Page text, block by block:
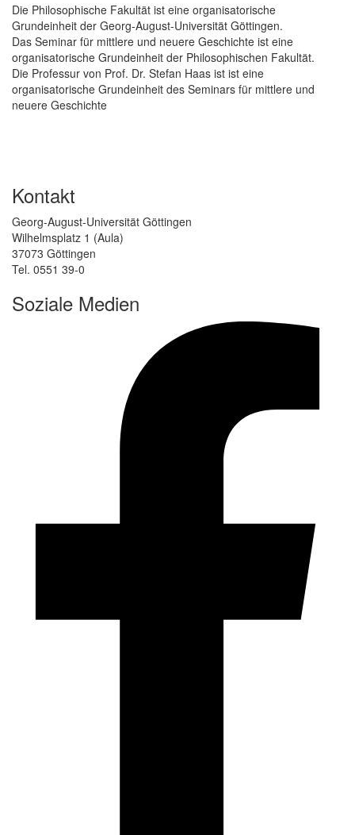
Die Philosophische Fakultät ist eine organisatorische
Grundeinheit der Georg-August-Universität Göttingen.
Das Seminar für mittlere und neuere Geschichte ist eine
organisatorische Grundeinheit der Philosophischen Fakultät.
Die Professur von Prof. Dr. Stefan Haas ist ist eine
organisatorische Grundeinheit des Seminars für mittlere und
neuere Geschichte
Kontakt
Georg-August-Universität Göttingen
Wilhelmsplatz 1 (Aula)
37073 Göttingen
Tel. 0551 39-0
Soziale Medien